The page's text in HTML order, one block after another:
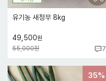
유기농 새청무 8kg
49,500원
55,000원
7
35%